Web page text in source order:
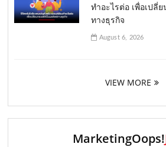
ทำอะไรต่อ เพื่อเปลี่
ทางธุรกิจ
August 6, 2026
VIEW MORE
MarketingOops!